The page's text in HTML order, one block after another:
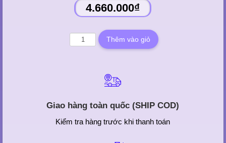
4.660.000₫
Giao hàng toàn quốc (SHIP COD)
Kiểm tra hàng trước khi thanh toán